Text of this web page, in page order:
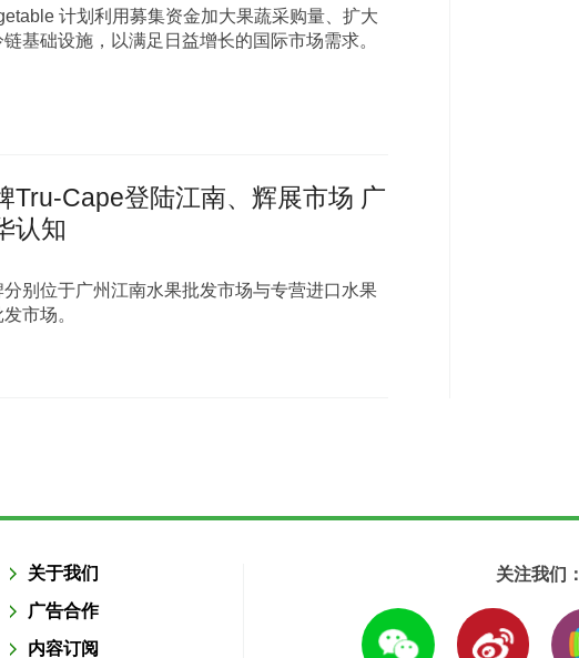
计划利用募集资金加大果蔬采购量、扩大
基础设施，以满足日益增长的国际市场需求。
Tru-Cape登陆江南、辉展市场 广
认知
别位于广州江南水果批发市场与专营进口水果
市场。
关于我们
广告合作
内容订阅
关注我们：